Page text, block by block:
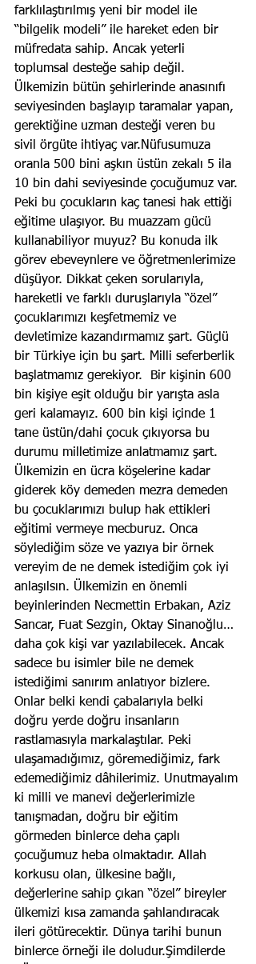
farklılaştırılmış yeni bir model ile
“bilgelik modeli” ile hareket eden bir
müfredata sahip. Ancak yeterli
toplumsal desteğe sahip değil.
Ülkemizin bütün şehirlerinde anasınıfı
seviyesinden başlayıp taramalar yapan,
gerektiğine uzman desteği veren bu
sivil örgüte ihtiyaç var.Nüfusumuza
oranla 500 bini aşkın üstün zekalı 5 ila
10 bin dahi seviyesinde çocuğumuz var.
Peki bu çocukların kaç tanesi hak ettiği
eğitime ulaşıyor. Bu muazzam gücü
kullanabiliyor muyuz? Bu konuda ilk
görev ebeveynlere ve öğretmenlerimize
düşüyor. Dikkat çeken sorularıyla,
hareketli ve farklı duruşlarıyla “özel”
çocuklarımızı keşfetmemiz ve
devletimize kazandırmamız şart. Güçlü
bir Türkiye için bu şart. Milli seferberlik
başlatmamız gerekiyor.  Bir kişinin 600
bin kişiye eşit olduğu bir yarışta asla
geri kalamayız. 600 bin kişi içinde 1
tane üstün/dahi çocuk çıkıyorsa bu
durumu milletimize anlatmamız şart.
Ülkemizin en ücra köşelerine kadar
giderek köy demeden mezra demeden
bu çocuklarımızı bulup hak ettikleri
eğitimi vermeye mecburuz. Onca
söylediğim söze ve yazıya bir örnek
vereyim de ne demek istediğim çok iyi
anlaşılsın. Ülkemizin en önemli
beyinlerinden Necmettin Erbakan, Aziz
Sancar, Fuat Sezgin, Oktay Sinanoğlu…
daha çok kişi var yazılabilecek. Ancak
sadece bu isimler bile ne demek
istediğimi sanırım anlatıyor bizlere.
Onlar belki kendi çabalarıyla belki
doğru yerde doğru insanların
rastlamasıyla markalaştılar. Peki
ulaşamadığımız, göremediğimiz, fark
edemediğimiz dâhilerimiz. Unutmayalım
ki milli ve manevi değerlerimizle
tanışmadan, doğru bir eğitim
görmeden binlerce deha çaplı
çocuğumuz heba olmaktadır. Allah
korkusu olan, ülkesine bağlı,
değerlerine sahip çıkan “özel” bireyler
ülkemizi kısa zamanda şahlandıracak
ileri götürecektir. Dünya tarihi bunun
binlerce örneği ile doludur.Şimdilerde